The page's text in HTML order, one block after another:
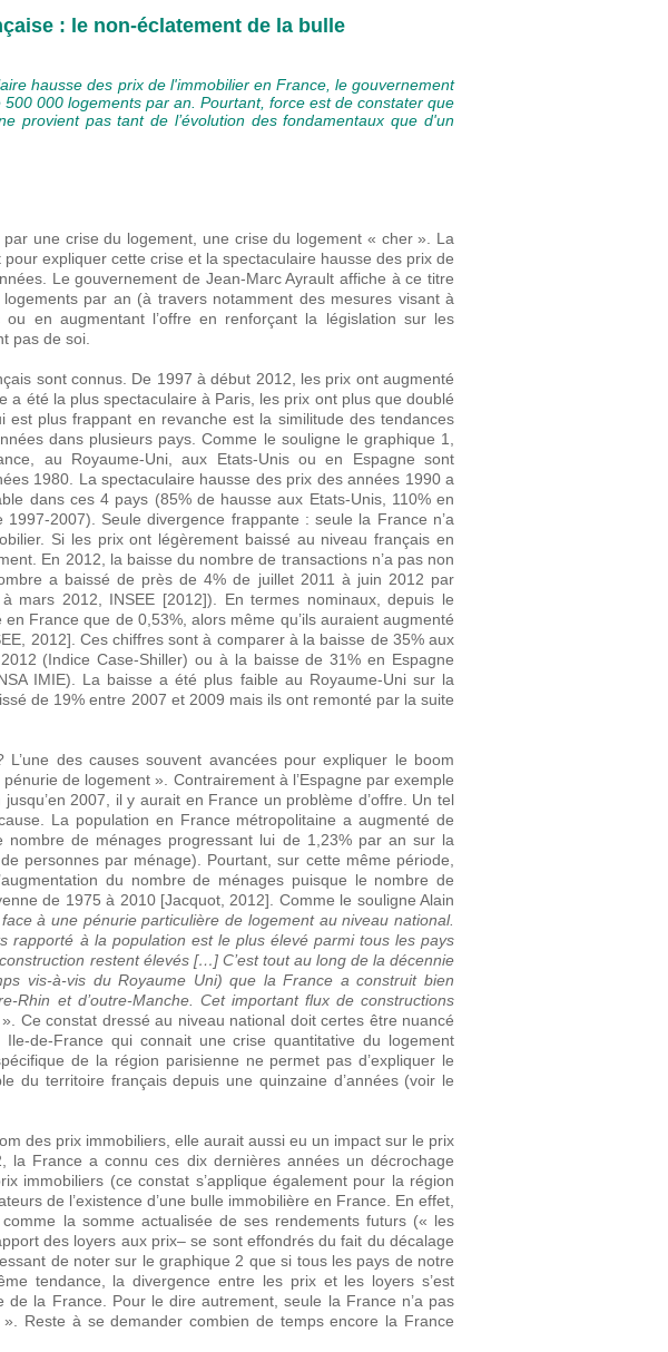
: le non-éclatement de la bulle
hausse des prix de l'immobilier en France, le gouvernement
000 logements par an. Pourtant, force est de constater que
provient pas tant de l’évolution des fondamentaux que d'un
une crise du logement, une crise du logement « cher ». La
expliquer cette crise et la spectaculaire hausse des prix de
Le gouvernement de Jean-Marc Ayrault affiche à ce titre
par an (à travers notamment des mesures visant à
en augmentant l’offre en renforçant la législation sur les
pas de soi.
sont connus. De 1997 à début 2012, les prix ont augmenté
a été la plus spectaculaire à Paris, les prix ont plus que doublé
est plus frappant en revanche est la similitude des tendances
dans plusieurs pays. Comme le souligne le graphique 1,
au Royaume-Uni, aux Etats-Unis ou en Espagne sont
1980. La spectaculaire hausse des prix des années 1990 a
dans ces 4 pays (85% de hausse aux Etats-Unis, 110% en
2007). Seule divergence frappante : seule la France n’a
Si les prix ont légèrement baissé au niveau français en
En 2012, la baisse du nombre de transactions n’a pas non
a baissé de près de 4% de juillet 2011 à juin 2012 par
mars 2012, INSEE [2012]). En termes nominaux, depuis le
France que de 0,53%, alors même qu’ils auraient augmenté
2012]. Ces chiffres sont à comparer à la baisse de 35% aux
(Indice Case-Shiller) ou à la baisse de 31% en Espagne
IMIE). La baisse a été plus faible au Royaume-Uni sur la
de 19% entre 2007 et 2009 mais ils ont remonté par la suite
des causes souvent avancées pour expliquer le boom
de logement ». Contrairement à l’Espagne par exemple
2007, il y aurait en France un problème d’offre. Un tel
La population en France métropolitaine a augmenté de
de ménages progressant lui de 1,23% par an sur la
personnes par ménage). Pourtant, sur cette même période,
du nombre de ménages puisque le nombre de
de 1975 à 2010 [Jacquot, 2012]. Comme le souligne Alain
à une pénurie particulière de logement au niveau national.
rapporté à la population est le plus élevé parmi tous les pays
restent élevés […] C’est tout au long de la décennie
vis-à-vis du Royaume Uni) que la France a construit bien
Rhin et d’outre-Manche. Cet important flux de constructions
». Ce constat dressé au niveau national doit certes être nuancé
de-France qui connait une crise quantitative du logement
de la région parisienne ne permet pas d’expliquer le
du territoire français depuis une quinzaine d’années (voir le
des prix immobiliers, elle aurait aussi eu un impact sur le prix
la France a connu ces dix dernières années un décrochage
immobiliers (ce constat s’applique également pour la région
de l’existence d’une bulle immobilière en France. En effet,
la somme actualisée de ses rendements futurs (« les
des loyers aux prix– se sont effondrés du fait du décalage
de noter sur le graphique 2 que si tous les pays de notre
tendance, la divergence entre les prix et les loyers s’est
de la France. Pour le dire autrement, seule la France n’a pas
Reste à se demander combien de temps encore la France